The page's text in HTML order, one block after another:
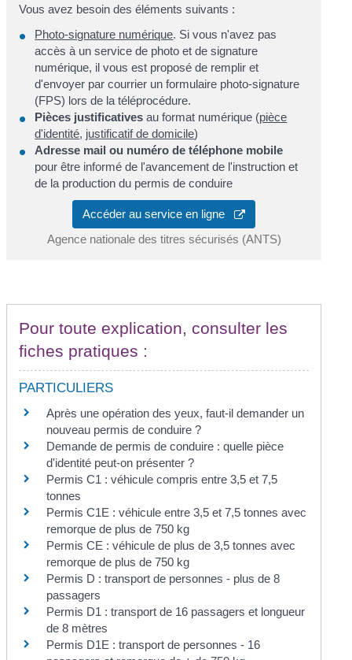
Vous avez besoin des éléments suivants :
Photo-signature numérique. Si vous n'avez pas
accès à un service de photo et de signature
numérique, il vous est proposé de remplir et
d'envoyer par courrier un formulaire photo-signature
(FPS) lors de la téléprocédure.
Pièces justificatives au format numérique (pièce
d'identité, justificatif de domicile)
Adresse mail ou numéro de téléphone mobile
pour être informé de l'avancement de l'instruction et
de la production du permis de conduire
Accéder au service en ligne
Agence nationale des titres sécurisés (ANTS)
Pour toute explication, consulter les
fiches pratiques :
PARTICULIERS
Après une opération des yeux, faut-il demander un
nouveau permis de conduire ?
Demande de permis de conduire : quelle pièce
d'identité peut-on présenter ?
Permis C1 : véhicule compris entre 3,5 et 7,5
tonnes
Permis C1E : véhicule entre 3,5 et 7,5 tonnes avec
remorque de plus de 750 kg
Permis CE : véhicule de plus de 3,5 tonnes avec
remorque de plus de 750 kg
Permis D : transport de personnes - plus de 8
passagers
Permis D1 : transport de 16 passagers et longueur
de 8 mètres
Permis D1E : transport de personnes - 16